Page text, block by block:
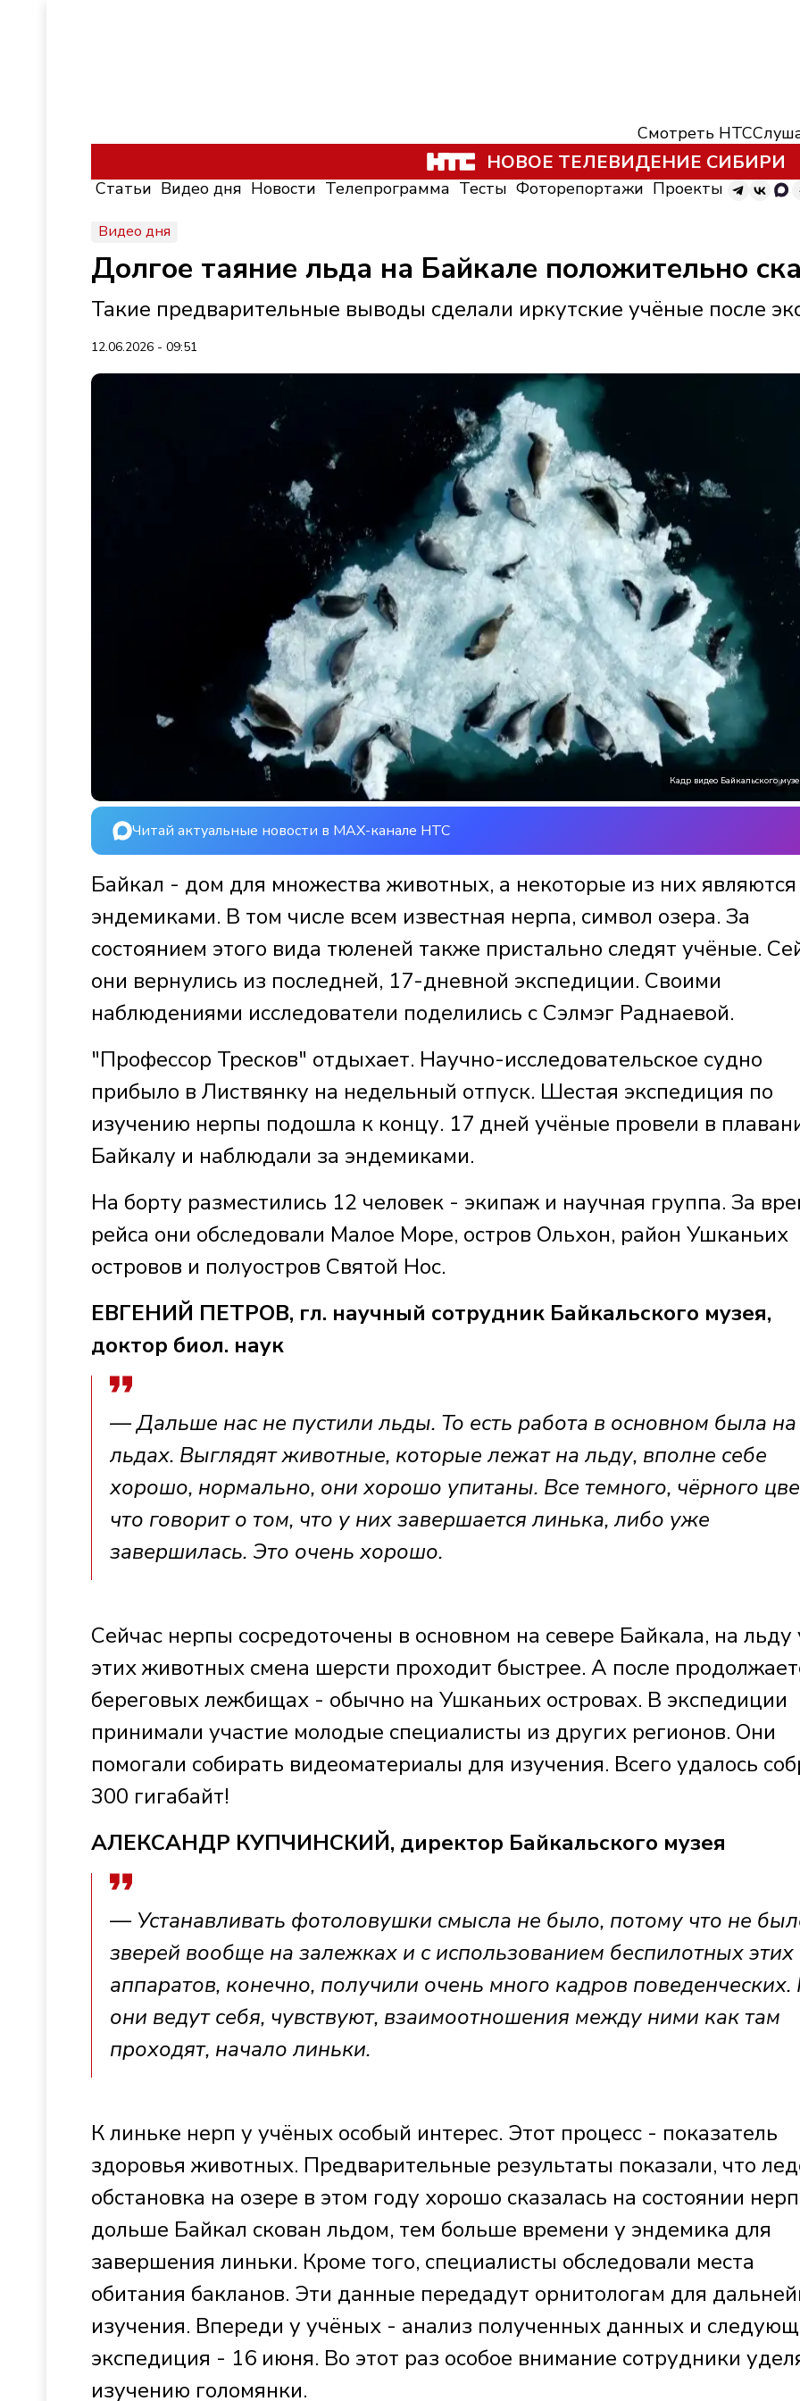
Смотреть НТС
НОВОЕ ТЕЛЕВИДЕНИЕ СИБИРИ
Статьи Видео дня Новости Телепрограмма Тесты Фоторепортажи Проекты
Видео дня
Долгое таяние льда на Байкале положительно
Такие предварительные выводы сделали иркутские учёные после
12.06.2026 - 09:51
Кадр видео Байкальского
Читай актуальные новости в MAX-канале НТС
Байкал - дом для множества животных, а некоторые из них являются
эндемиками. В том числе всем известная нерпа, символ озера. За
состоянием этого вида тюленей также пристально следят учёные.
они вернулись из последней, 17-дневной экспедиции. Своими
наблюдениями исследователи поделились с Сэлмэг Раднаевой.
"Профессор Тресков" отдыхает. Научно-исследовательское судно
прибыло в Листвянку на недельный отпуск. Шестая экспедиция по
изучению нерпы подошла к концу. 17 дней учёные провели в
Байкалу и наблюдали за эндемиками.
На борту разместились 12 человек - экипаж и научная группа. За
рейса они обследовали Малое Море, остров Ольхон, район Ушканьих
островов и полуостров Святой Нос.
ЕВГЕНИЙ ПЕТРОВ, гл. научный сотрудник Байкальского музея,
доктор биол. наук
— Дальше нас не пустили льды. То есть работа в основном была на
льдах. Выглядят животные, которые лежат на льду, вполне себе
хорошо, нормально, они хорошо упитаны. Все темного, чёрного
что говорит о том, что у них завершается линька, либо уже
завершилась. Это очень хорошо.
Сейчас нерпы сосредоточены в основном на севере Байкала, на льду
этих животных смена шерсти проходит быстрее. А после
береговых лежбищах - обычно на Ушканьих островах. В экспедиции
принимали участие молодые специалисты из других регионов. Они
помогали собирать видеоматериалы для изучения. Всего удалось
300 гигабайт!
АЛЕКСАНДР КУПЧИНСКИЙ, директор Байкальского музея
— Устанавливать фотоловушки смысла не было, потому что не
зверей вообще на залежках и с использованием беспилотных этих
аппаратов, конечно, получили очень много кадров поведенческих.
они ведут себя, чувствуют, взаимоотношения между ними как там
проходят, начало линьки.
К линьке нерп у учёных особый интерес. Этот процесс - показатель
здоровья животных. Предварительные результаты показали, что
обстановка на озере в этом году хорошо сказалась на состоянии
дольше Байкал скован льдом, тем больше времени у эндемика для
завершения линьки. Кроме того, специалисты обследовали места
обитания бакланов. Эти данные передадут орнитологам для
изучения. Впереди у учёных - анализ полученных данных и
экспедиция - 16 июня. Во этот раз особое внимание сотрудники
изучению голомянки.